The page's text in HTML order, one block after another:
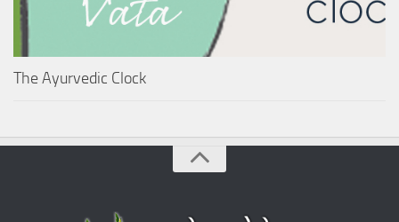
The Ayurvedic Clock